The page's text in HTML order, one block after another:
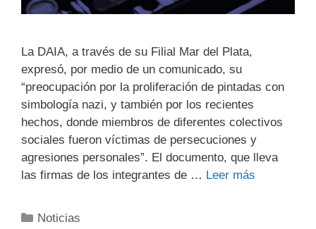
La DAIA, a través de su Filial Mar del Plata,
expresó, por medio de un comunicado, su
“preocupación por la proliferación de pintadas con
simbología nazi, y también por los recientes
hechos, donde miembros de diferentes colectivos
sociales fueron víctimas de persecuciones y
agresiones personales”. El documento, que lleva
las firmas de los integrantes de … Leer más
Noticias